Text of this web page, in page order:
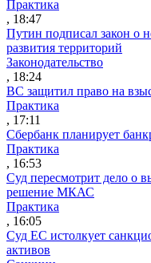
Практика
, 18:47
Путин подписал закон о
развития территорий
Законодательство
, 18:24
ВС защитил право на
Практика
, 17:11
Сбербанк планирует
Практика
, 16:53
Суд пересмотрит дело о
решение МКАС
Практика
, 16:05
Суд ЕС истолкует
активов